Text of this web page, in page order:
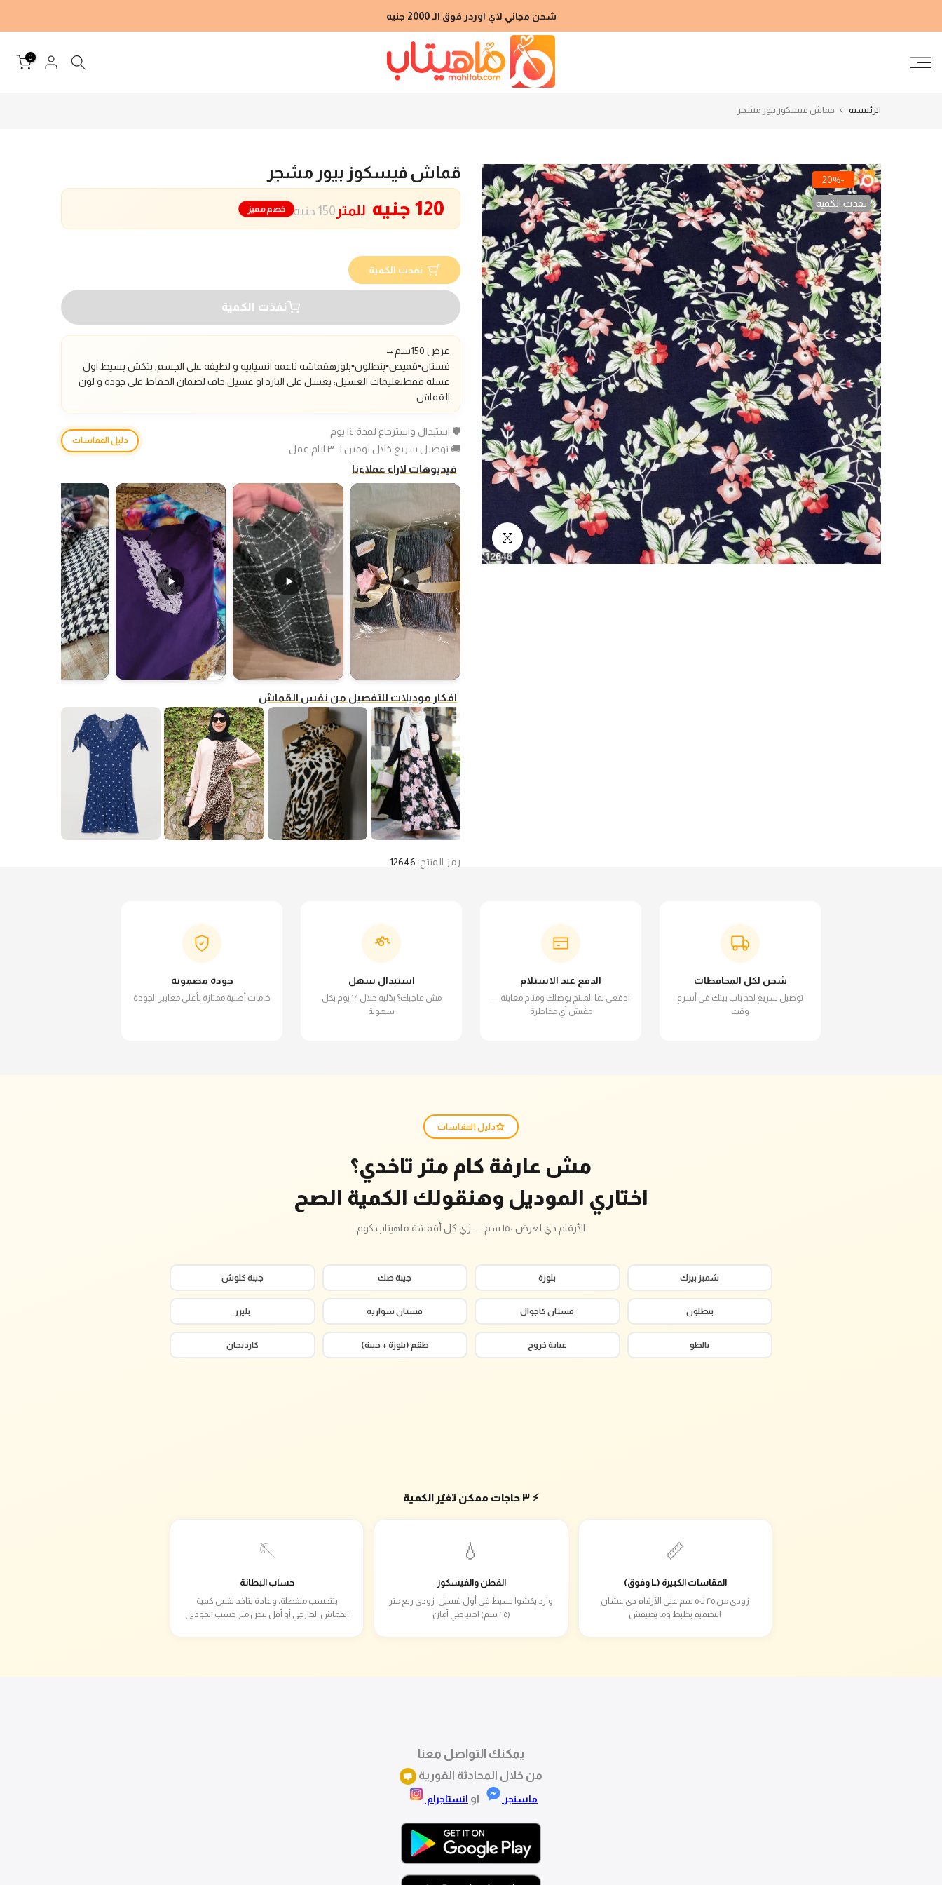
إلى
شحن مجاني لاي اوردر فوق الـ 2000 جنيه
0
الرئيسية قماش فيسكوز بيور مشجر
-20%
نفدت الكمية
انقر للتكبير
قماش فيسكوز بيور مشجر
150 جنيه 120 جنيه للمتر خصم مميز
نفدت الكمية
نفذت الكمية
عرض 150سم
↔️
فستان▪️قميص▪️بنطلون▪️بلوزهقماشه ناعمه انسيابيه و لطيفه على الجسم, بتكش بسيط اول
غسله فقطتعليمات الغسيل: يغسل على البارد او غسيل جاف لضمان الحفاظ على جودة و لون
القماش
🛡️ استبدال واسترجاع لمدة ١٤ يوم
🚚 توصيل سريع خلال يومين لـ ٣ ايام عمل
دليل المقاسات
فيديوهات لاراء عملاءنا
افكار موديلات للتفصيل من نفس القماش
رمز المنتج: 12646
شحن لكل المحافظات
توصيل سريع لحد باب بيتك في أسرع
وقت
الدفع عند الاستلام
ادفعي لما المنتج يوصلك ومتاح معاينة —
مفيش أي مخاطرة
استبدال سهل
مش عاجبك؟ بدّليه خلال 14 يوم بكل
سهولة
جودة مضمونة
خامات أصلية ممتازة بأعلى معايير الجودة
دليل المقاسات
مش عارفة كام متر تاخدي؟
اختاري الموديل وهنقولك الكمية الصح
الأرقام دي لعرض ١٥٠ سم — زي كل أقمشة ماهيتاب.كوم
شميز بيزك بلوزة جيبة صك جيبة كلوش
بنطلون فستان كاجوال فستان سواريه بليزر
بالطو عباية خروج طقم (بلوزة + جيبة) كارديجان
⚡ ٣ حاجات ممكن تغيّر الكمية
📏
المقاسات الكبيرة (L وفوق)
زودي من ٢٥ لـ٥٠ سم على الأرقام دي عشان
التصميم يظبط وما يضيقش
💧
القطن والفيسكوز
وارد يكشوا بسيط في أول غسيل، زودي ربع متر
(٢٥ سم) احتياطي أمان
🪡
حساب البطانة
بتتحسب منفصلة، وعادة بتاخد نفس كمية
القماش الخارجي أو أقل بنص متر حسب الموديل
يمكنك التواصل معنا
من خلال المحادثة الفورية
ماسنجر او انستاجرام